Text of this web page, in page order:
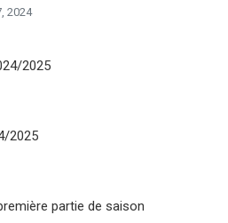
2024
2025
2025
partie de saison